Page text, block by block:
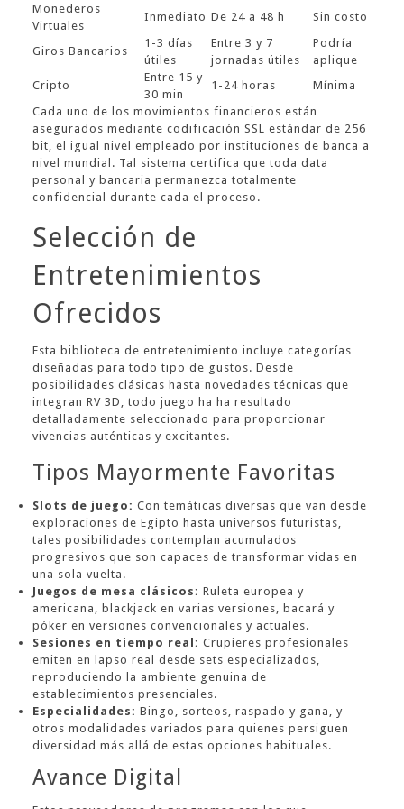
Monederos
Virtuales
Inmediato De 24 a 48 h Sin costo
Giros Bancarios
1-3 días
útiles
Entre 3 y 7
jornadas útiles
Podría
aplique
Cripto
Entre 15 y
30 min
1-24 horas
Mínima
Cada uno de los movimientos financieros están
asegurados mediante codificación SSL estándar de 256
bit, el igual nivel empleado por instituciones de banca a
nivel mundial. Tal sistema certifica que toda data
personal y bancaria permanezca totalmente
confidencial durante cada el proceso.
Selección de
Entretenimientos
Ofrecidos
Esta biblioteca de entretenimiento incluye categorías
diseñadas para todo tipo de gustos. Desde
posibilidades clásicas hasta novedades técnicas que
integran RV 3D, todo juego ha ha resultado
detalladamente seleccionado para proporcionar
vivencias auténticas y excitantes.
Tipos Mayormente Favoritas
Slots de juego: Con temáticas diversas que van desde
exploraciones de Egipto hasta universos futuristas,
tales posibilidades contemplan acumulados
progresivos que son capaces de transformar vidas en
una sola vuelta.
Juegos de mesa clásicos: Ruleta europea y
americana, blackjack en varias versiones, bacará y
póker en versiones convencionales y actuales.
Sesiones en tiempo real: Crupieres profesionales
emiten en lapso real desde sets especializados,
reproduciendo la ambiente genuina de
establecimientos presenciales.
Especialidades: Bingo, sorteos, raspado y gana, y
otros modalidades variados para quienes persiguen
diversidad más allá de estas opciones habituales.
Avance Digital